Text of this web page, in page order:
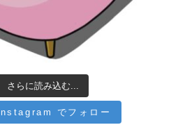
さらに読み込む...
Instagram でフォロー